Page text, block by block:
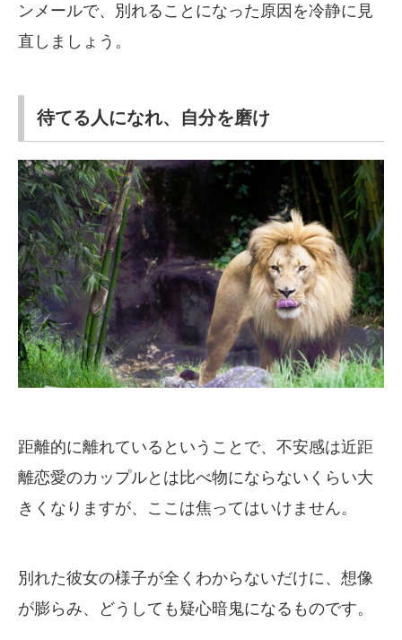
ンメールで、別れることになった原因を冷静に見
直しましょう。
待てる人になれ、自分を磨け
距離的に離れているということで、不安感は近距
離恋愛のカップルとは比べ物にならないくらい大
きくなりますが、ここは焦ってはいけません。
別れた彼女の様子が全くわからないだけに、想像
が膨らみ、どうしても疑心暗鬼になるものです。